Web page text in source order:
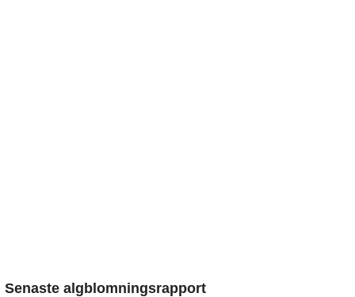
Senaste algblomningsrapport